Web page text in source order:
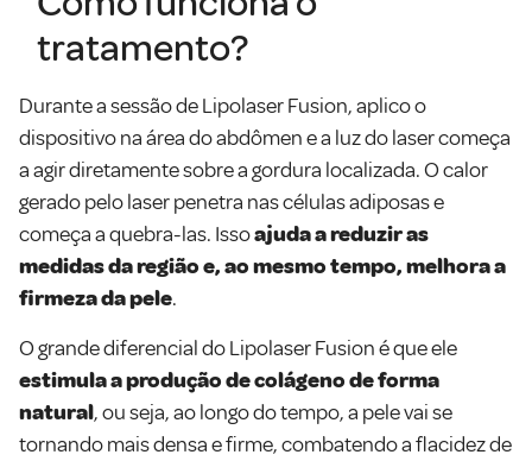
tratamento?
Durante a sessão de Lipolaser Fusion, aplico o
dispositivo na área do abdômen e a luz do laser começa
a agir diretamente sobre a gordura localizada. O calor
gerado pelo laser penetra nas células adiposas e
começa a quebra-las. Issoajuda a reduzir as
medidas da região e, ao mesmo tempo, melhora a
firmeza da pele.
O grande diferencial do Lipolaser Fusion é que ele
estimula a produção de colágeno de forma
natural, ou seja, ao longo do tempo, a pele vai se
tornando mais densa e firme, combatendo a flacidez de